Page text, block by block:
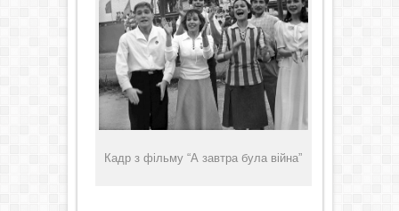
Кадр з фільму “А завтра була війна”